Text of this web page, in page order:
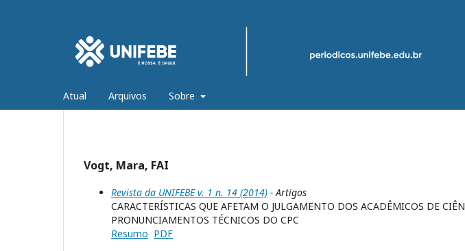
Atual Arquivos Sobre
Vogt, Mara, FAI
Revista da UNIFEBE v. 1 n. 14 (2014) - Artigos
CARACTERÍSTICAS QUE AFETAM O JULGAMENTO DOS ACADÊMICOS DE
PRONUNCIAMENTOS TÉCNICOS DO CPC
Resumo PDF